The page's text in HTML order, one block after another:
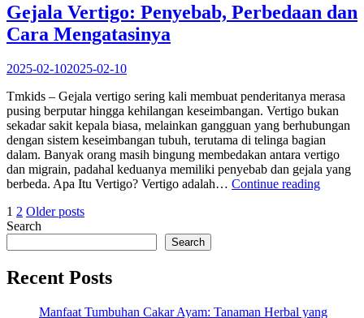
:
Apakah
Gejala Vertigo: Penyebab, Perbedaan dan
Cara Mengatasinya
2025-02-102025-02-10
Tmkids – Gejala vertigo sering kali membuat penderitanya merasa
pusing berputar hingga kehilangan keseimbangan. Vertigo bukan
sekadar sakit kepala biasa, melainkan gangguan yang berhubungan
dengan sistem keseimbangan tubuh, terutama di telinga bagian
dalam. Banyak orang masih bingung membedakan antara vertigo
dan migrain, padahal keduanya memiliki penyebab dan gejala yang
berbeda. Apa Itu Vertigo? Vertigo adalah… Continue reading“Gejala
Posts
pagination
Page
1 Page
2 Older posts
Search
Search
Recent Posts
Manfaat Tumbuhan Cakar Ayam: Tanaman Herbal yang